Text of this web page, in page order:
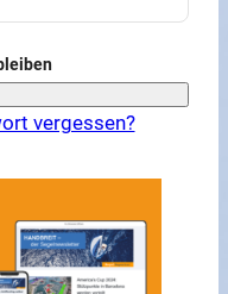
vergessen?